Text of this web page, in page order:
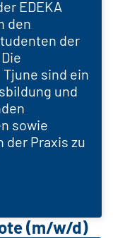
EDEKA
den
der
sind ein
und
sowie
der Praxis zu
(m/w/d)